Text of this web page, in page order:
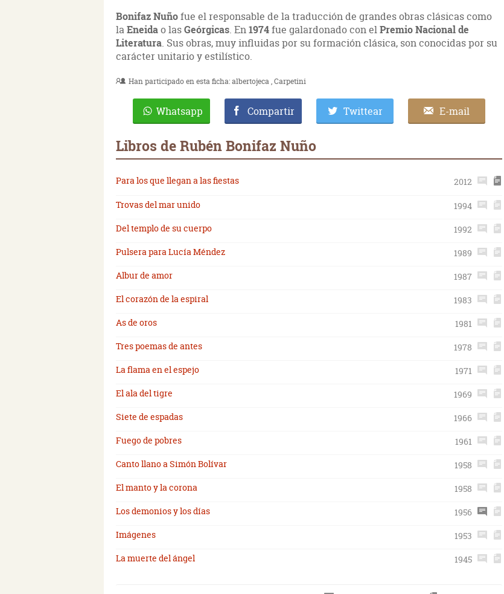
Bonifaz Nuñofue el responsable de la traducción de grandes obras clásicas como
laEneidao lasGeórgicas. En1974fue galardonado con elPremio Nacional de
Literatura. Sus obras, muy influidas por su formación clásica, son conocidas por su
carácter unitario y estilístico.
Han participado en esta ficha:albertojeca Carpetini
Whatsapp Compartir Twittear E-mail
Libros de Rubén Bonifaz Nuño
Para los que llegan a las fiestas
2012
Trovas del mar unido
1994
Del templo de su cuerpo
1992
Pulsera para Lucía Méndez
1989
Albur de amor
1987
El corazón de la espiral
1983
As de oros
1981
Tres poemas de antes
1978
La flama en el espejo
1971
El ala del tigre
1969
Siete de espadas
1966
Fuego de pobres
1961
Canto llano a Simón Bolívar
1958
El manto y la corona
1958
Los demonios y los días
1956
Imágenes
1953
La muerte del ángel
1945